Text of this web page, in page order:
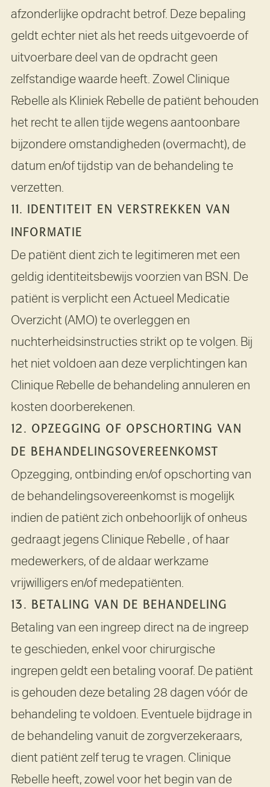
afzonderlijke opdracht betrof. Deze bepaling
geldt echter niet als het reeds uitgevoerde of
uitvoerbare deel van de opdracht geen
zelfstandige waarde heeft. Zowel Clinique
Rebelle als Kliniek Rebelle de patiënt behouden
het recht te allen tijde wegens aantoonbare
bijzondere omstandigheden (overmacht), de
datum en/of tijdstip van de behandeling te
verzetten.
11. IDENTITEIT EN VERSTREKKEN VAN
INFORMATIE
De patiënt dient zich te legitimeren met een
geldig identiteitsbewijs voorzien van BSN. De
patiënt is verplicht een Actueel Medicatie
Overzicht (AMO) te overleggen en
nuchterheidsinstructies strikt op te volgen. Bij
het niet voldoen aan deze verplichtingen kan
Clinique Rebelle de behandeling annuleren en
kosten doorberekenen.
12. OPZEGGING OF OPSCHORTING VAN
DE BEHANDELINGSOVEREENKOMST
Opzegging, ontbinding en/of opschorting van
de behandelingsovereenkomst is mogelijk
indien de patiënt zich onbehoorlijk of onheus
gedraagt jegens Clinique Rebelle , of haar
medewerkers, of de aldaar werkzame
vrijwilligers en/of medepatiënten.
13. BETALING VAN DE BEHANDELING
Betaling van een ingreep direct na de ingreep
te geschieden, enkel voor chirurgische
ingrepen geldt een betaling vooraf. De patiënt
is gehouden deze betaling 28 dagen vóór de
behandeling te voldoen. Eventuele bijdrage in
de behandeling vanuit de zorgverzekeraars,
dient patiënt zelf terug te vragen. Clinique
Rebelle heeft, zowel voor het begin van de